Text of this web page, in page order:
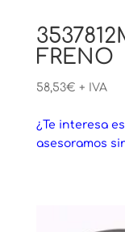
FRENO
58,53€ + IVA
¿Te interesa
asesoramos